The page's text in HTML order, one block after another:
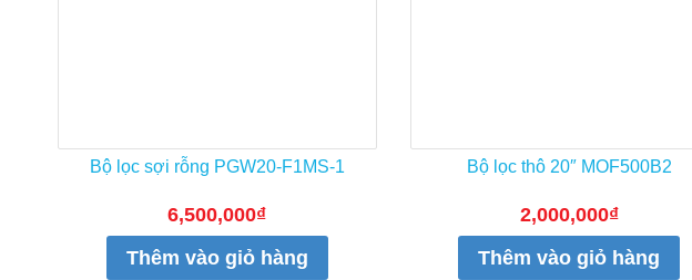
Bộ lọc sợi rỗng PGW20-F1MS-1
6,500,000₫
Thêm vào giỏ hàng
Bộ lọc thô 20″ MOF500B2
2,000,000₫
Thêm vào giỏ hàng